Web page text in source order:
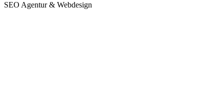
SEO Agentur & Webdesign